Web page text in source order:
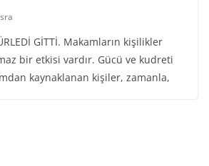
GİTTİ. Makamların kişilikler
bir etkisi vardır. Gücü ve kudreti
kaynaklanan kişiler, zamanla,